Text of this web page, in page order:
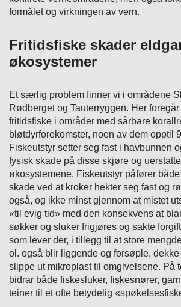
formålet og virkningen av vern.
Fritidsfiske skader
økosystemer
Et særlig problem finner vi i områdene
Rødberget og Tauterryggen. Her
fritidsfiske i områder med sårbare
bløtdyrforekomster, noen av dem opptil
Fiskeutstyr setter seg fast i havbunnen
fysisk skade på disse skjøre og
økosystemene. Fiskeutstyr påfører
skade ved at kroker hekter seg fast og
også, og ikke minst gjennom at mistet
«til evig tid» med den konsekvens at
søkker og sluker frigjøres og sakte
som lever der, i tillegg til at store
ol. også blir liggende og forsøple,
slippe ut mikroplast til omgivelsene. På
bidrar både fiskesluker, fiskesnører,
teiner til et ofte betydelig